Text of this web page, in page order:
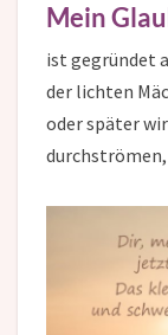
Mein
ist gegründet
der lichten
oder später
durchströmen,